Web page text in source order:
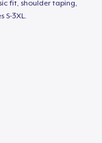
fit, shoulder taping,
S-3XL.